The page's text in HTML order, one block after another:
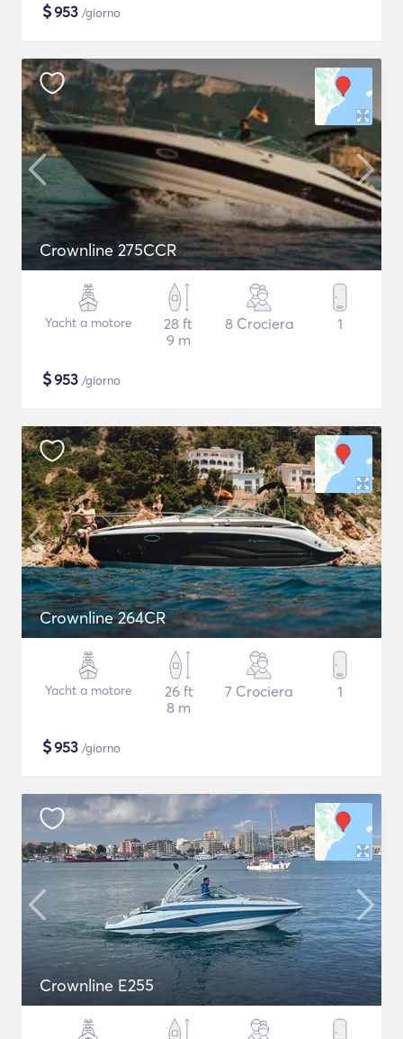
$953 /giorno
Crownline 275CCR
Yacht a motore
28 ft
9 m
8 Crociera 1
$953 /giorno
Crownline 264CR
Yacht a motore
26 ft
8 m
7 Crociera 1
$953 /giorno
Crownline E255